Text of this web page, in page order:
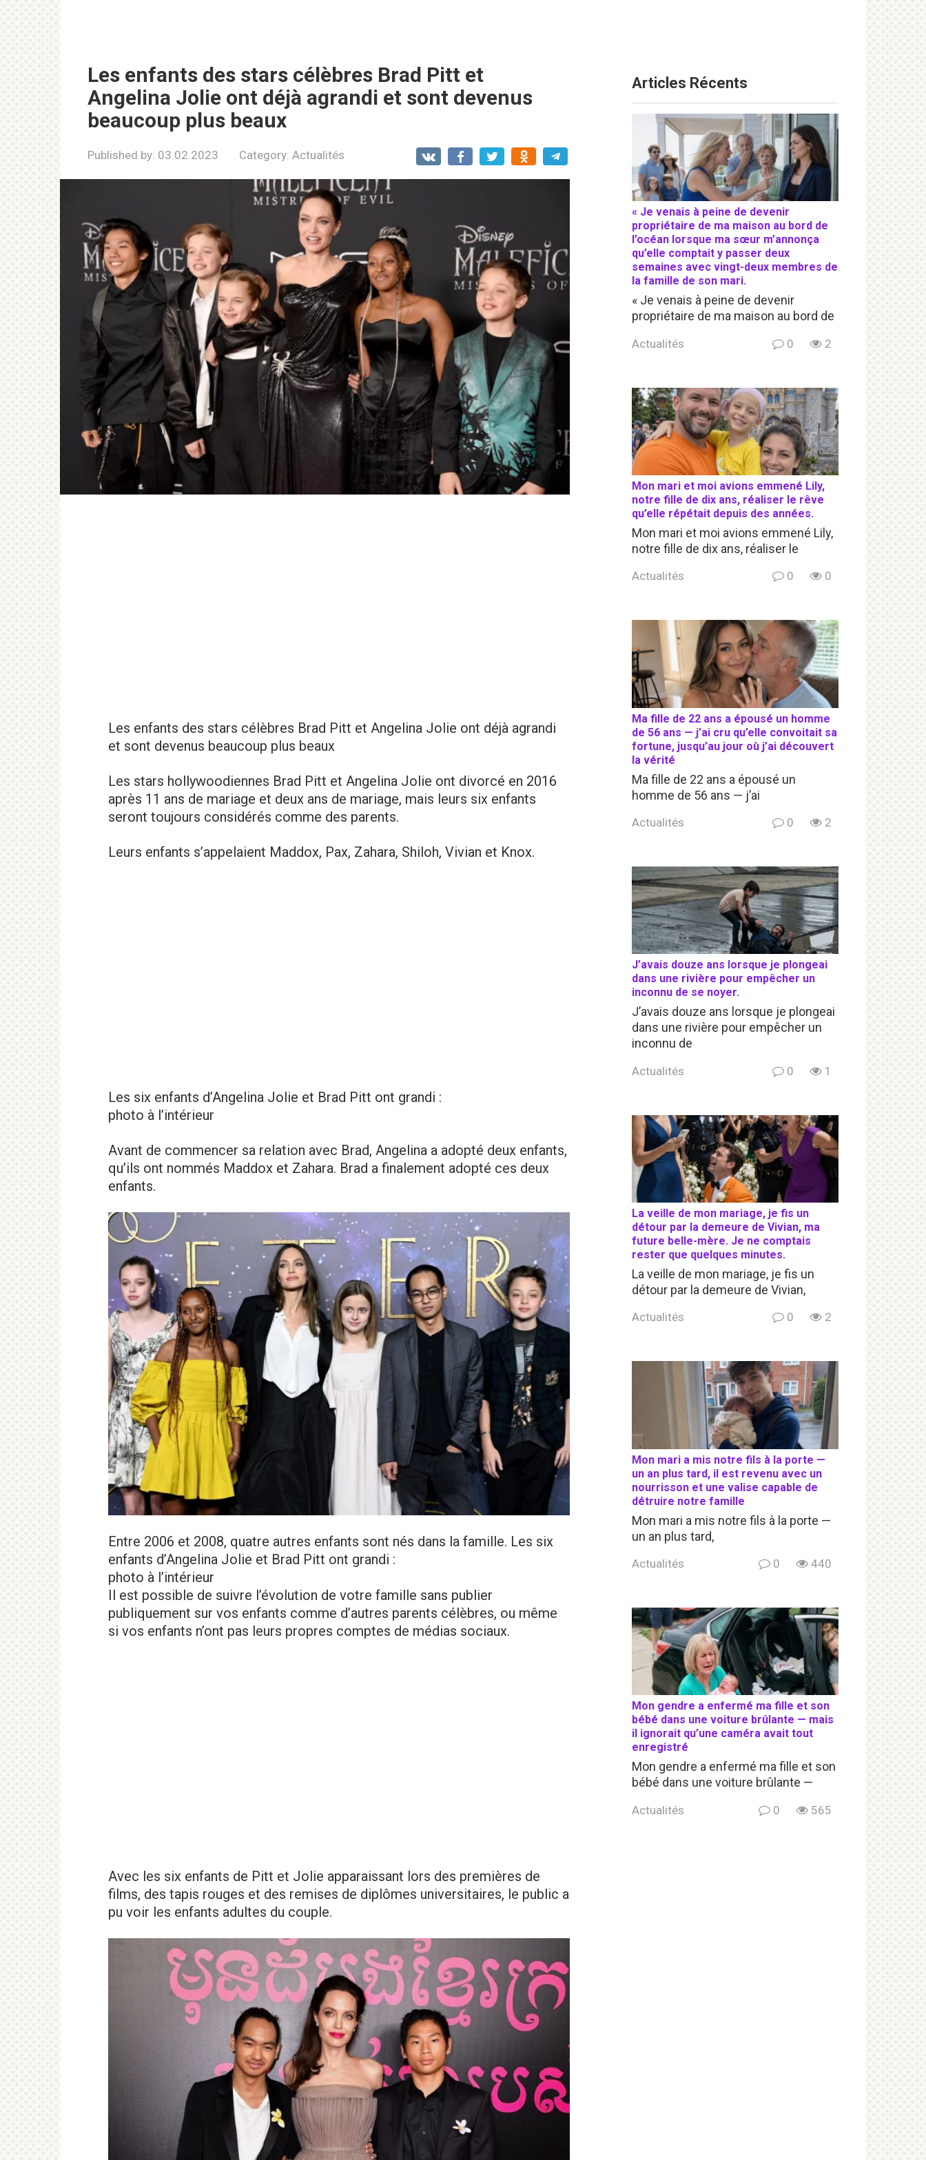
Les enfants des stars célèbres Brad Pitt et
Angelina Jolie ont déjà agrandi et sont devenus
beaucoup plus beaux
Published by: 03.02.2023 Category: Actualités
Les enfants des stars célèbres Brad Pitt et Angelina Jolie ont déjà agrandi
et sont devenus beaucoup plus beaux
Les stars hollywoodiennes Brad Pitt et Angelina Jolie ont divorcé en 2016
après 11 ans de mariage et deux ans de mariage, mais leurs six enfants
seront toujours considérés comme des parents.
Leurs enfants s’appelaient Maddox, Pax, Zahara, Shiloh, Vivian et Knox.
Les six enfants d’Angelina Jolie et Brad Pitt ont grandi :
photo à l’intérieur
Avant de commencer sa relation avec Brad, Angelina a adopté deux enfants,
qu’ils ont nommés Maddox et Zahara. Brad a finalement adopté ces deux
enfants.
Entre 2006 et 2008, quatre autres enfants sont nés dans la famille. Les six
enfants d’Angelina Jolie et Brad Pitt ont grandi :
photo à l’intérieur
Il est possible de suivre l’évolution de votre famille sans publier
publiquement sur vos enfants comme d’autres parents célèbres, ou même
si vos enfants n’ont pas leurs propres comptes de médias sociaux.
Avec les six enfants de Pitt et Jolie apparaissant lors des premières de
films, des tapis rouges et des remises de diplômes universitaires, le public a
pu voir les enfants adultes du couple.
Articles Récents
« Je venais à peine de devenir
propriétaire de ma maison au bord de
l’océan lorsque ma sœur m’annonça
qu’elle comptait y passer deux
semaines avec vingt-deux membres de
la famille de son mari.
« Je venais à peine de devenir
propriétaire de ma maison au bord de
Actualités 0 2
Mon mari et moi avions emmené Lily,
notre fille de dix ans, réaliser le rêve
qu’elle répétait depuis des années.
Mon mari et moi avions emmené Lily,
notre fille de dix ans, réaliser le
Actualités 0 0
Ma fille de 22 ans a épousé un homme
de 56 ans — j’ai cru qu’elle convoitait sa
fortune, jusqu’au jour où j’ai découvert
la vérité
Ma fille de 22 ans a épousé un
homme de 56 ans — j’ai
Actualités 0 2
J’avais douze ans lorsque je plongeai
dans une rivière pour empêcher un
inconnu de se noyer.
J’avais douze ans lorsque je plongeai
dans une rivière pour empêcher un
inconnu de
Actualités 0 1
La veille de mon mariage, je fis un
détour par la demeure de Vivian, ma
future belle-mère. Je ne comptais
rester que quelques minutes.
La veille de mon mariage, je fis un
détour par la demeure de Vivian,
Actualités 0 2
Mon mari a mis notre fils à la porte —
un an plus tard, il est revenu avec un
nourrisson et une valise capable de
détruire notre famille
Mon mari a mis notre fils à la porte —
un an plus tard,
Actualités 0 440
Mon gendre a enfermé ma fille et son
bébé dans une voiture brûlante — mais
il ignorait qu’une caméra avait tout
enregistré
Mon gendre a enfermé ma fille et son
bébé dans une voiture brûlante —
Actualités 0 565